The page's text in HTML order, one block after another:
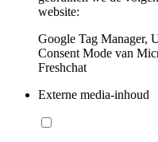
website:
Google Tag Manager,
Consent Mode van
Freshchat
Externe media-inhoud